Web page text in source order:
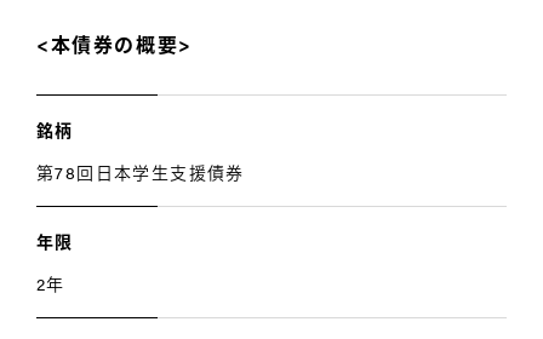
<本債券の概要>
銘柄
第78回日本学生支援債券
年限
2年